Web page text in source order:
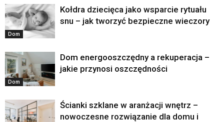
Dom
Kołdra dziecięca jako wsparcie rytuału
snu – jak tworzyć bezpieczne wieczory
Dom
Dom energooszczędny a rekuperacja –
jakie przynosi oszczędności
Ścianki szklane w aranżacji wnętrz –
nowoczesne rozwiązanie dla domu i